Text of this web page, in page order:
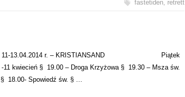
fastetiden, retrett
11-13.04.2014 r. – KRISTIANSAND Piątek
-11 kwiecień § 19.00 – Droga Krzyżowa § 19.30 – Msza św.
Spowiedź św. § …